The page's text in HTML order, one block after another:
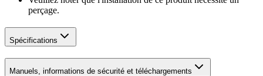
perçage.
Spécifications
Manuels, informations de sécurité et téléchargements